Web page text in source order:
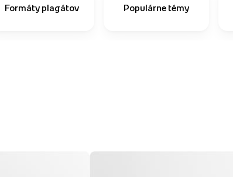
Formáty plagátov Populárne témy